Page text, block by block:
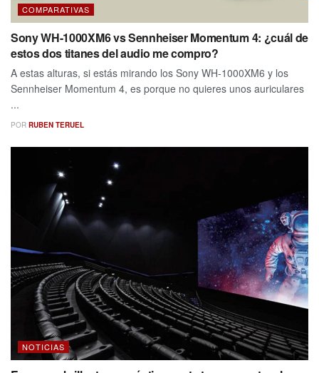
COMPARATIVAS
Sony WH-1000XM6 vs Sennheiser Momentum 4: ¿cuál de
estos dos titanes del audio me compro?
A estas alturas, si estás mirando los Sony WH-1000XM6 y los
Sennheiser Momentum 4, es porque no quieres unos auriculares
...
POR RUBEN TERUEL
NOTICIAS